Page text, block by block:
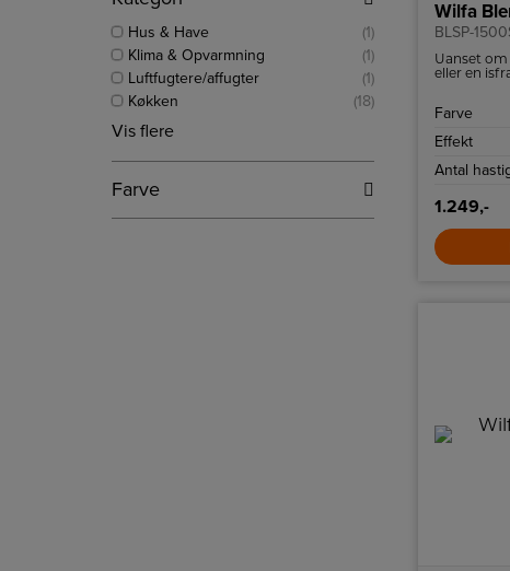
Wilfa
BLSP-
Uanset
eller en
Farve
Effekt
Antal
1.249,-
Hus & Have
(1)
Klima & Opvarmning
(1)
Luftfugtere/affugter
(1)
Køkken
(18)
Vis flere
Farve